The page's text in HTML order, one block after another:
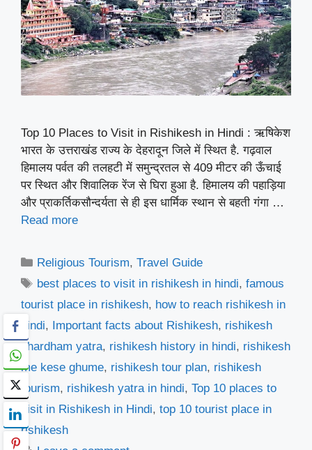
Top 10 Places to Visit in Rishikesh in Hindi : ऋषिकेश
भारत के उत्तराखंड राज्य के देहरादून जिले में स्थित है. गढ़वाल
हिमालय पर्वत की तलहटी में समुन्द्रतल से 409 मीटर की ऊँचाई
पर स्थित और शिवालिक रेंज से घिरा हुआ है. हिमालय की पहाड़िया
और प्राकर्तिकसौन्दर्यता से ही इस धार्मिक स्थान से बहती गंगा …
Read more
Categories
Religious Tourism,Travel Guide
Tags
best places to visit in rishikesh in hindi,famous
tourist place in rishikesh, how to reach rishikesh in
hindi, Important facts about Rishikesh, rishikesh
chardham yatra, rishikesh history in hindi, rishikesh
me kese ghume, rishikesh tour plan, rishikesh
tourism, rishikesh yatra in hindi, Top 10 places to
visit in Rishikesh in Hindi, top 10 tourist place in
rishikesh